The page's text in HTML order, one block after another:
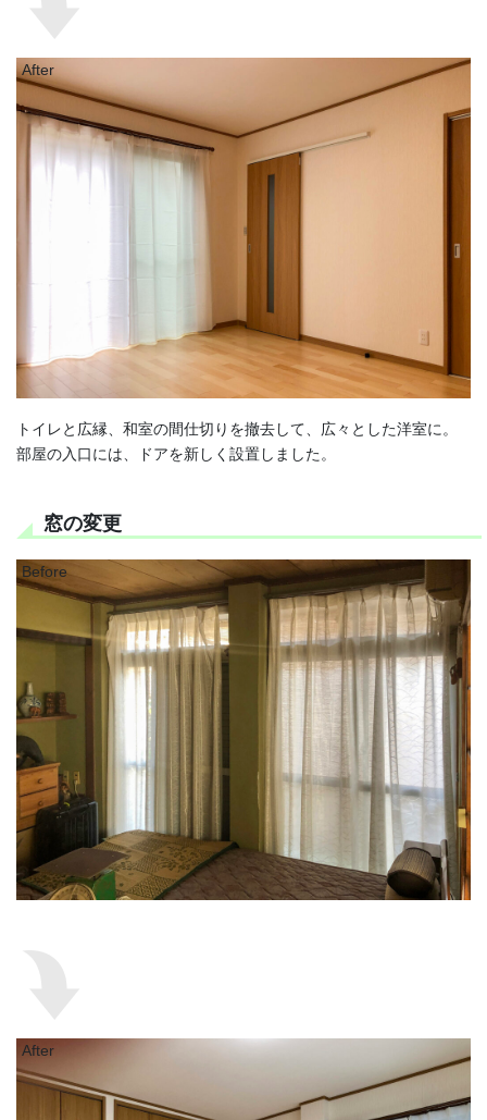
After
トイレと広縁、和室の間仕切りを撤去して、広々とした洋室に。
部屋の入口には、ドアを新しく設置しました。
窓の変更
Before
After